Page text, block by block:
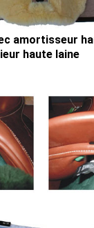
amortisseur
haute laine